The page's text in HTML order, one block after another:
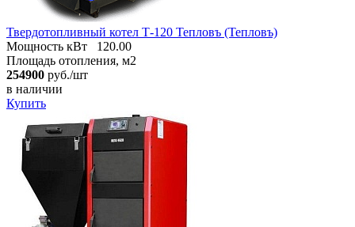
Твердотопливный котел Т-120 Тепловъ (Тепловъ)
Мощность кВт
120.00
Площадь отопления, м2
254900 руб./шт
в наличии
Купить